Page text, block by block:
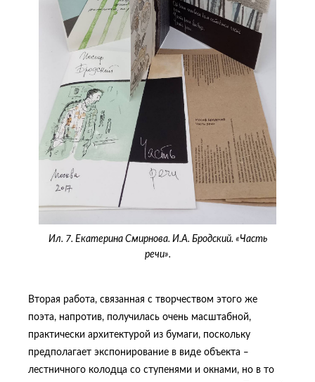
Ил. 7. Екатерина Смирнова. И.А. Бродский. «Часть
речи».
Вторая работа, связанная с творчеством этого же
поэта, напротив, получилась очень масштабной,
практически архитектурой из бумаги, поскольку
предполагает экспонирование в виде объекта ‒
лестничного колодца со ступенями и окнами, но в то